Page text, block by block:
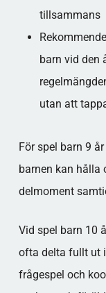
tillsammans​
barn vid den
utan att
För spel barn 9
barnen kan hålla
delmoment
Vid spel barn 10
ofta delta fullt ut
frågespel och